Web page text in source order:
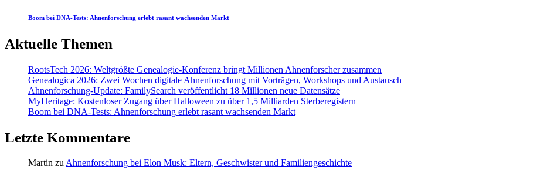
Boom bei DNA-Tests: Ahnenforschung erlebt rasant wachsenden Markt
Aktuelle Themen
RootsTech 2026: Weltgrößte Genealogie-Konferenz bringt Millionen Ahnenforscher zusammen
Genealogica 2026: Zwei Wochen digitale Ahnenforschung mit Vorträgen, Workshops und Austausch
Ahnenforschung-Update: FamilySearch veröffentlicht 18 Millionen neue Datensätze
MyHeritage: Kostenloser Zugang über Halloween zu über 1,5 Milliarden Sterberegistern
Boom bei DNA-Tests: Ahnenforschung erlebt rasant wachsenden Markt
Letzte Kommentare
Martin zu Ahnenforschung bei Elon Musk: Eltern, Geschwister und Familiengeschichte